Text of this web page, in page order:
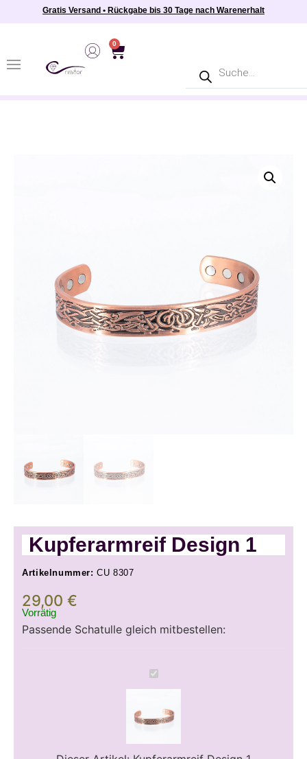
Gratis Versand • Rückgabe bis 30 Tage nach Warenerhalt
0
Kupferarmreif Design 1
Artikelnummer:CU 8307
29,00€
Vorrätig
Passende Schatulle gleich mitbestellen:
Kupferarmreif
Design
1